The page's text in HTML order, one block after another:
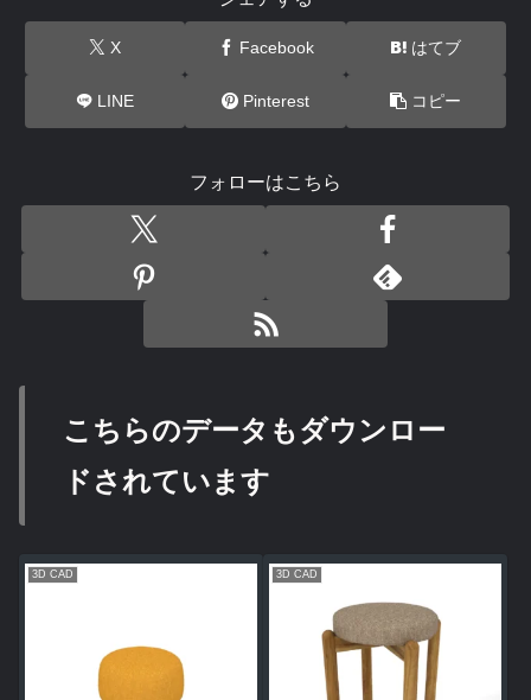
X Facebook はてブ
LINE Pinterest コピー
フォローはこちら
こちらのデータもダウンロー
ドされています
3D CAD 3D CAD